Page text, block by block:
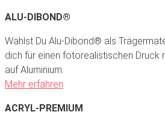
ALU-DIBOND®
Wählst Du Alu-Dibond® als
dich für einen fotorealistischen Druck
auf Aluminium.
Mehr erfahren
ACRYL-PREMIUM